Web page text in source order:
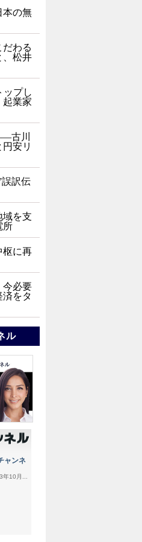
本の無
わる
松井
ップし
業家
古川
安リ
誤訳伝
域を支
所
枢に再
今必要
済をタ
ル